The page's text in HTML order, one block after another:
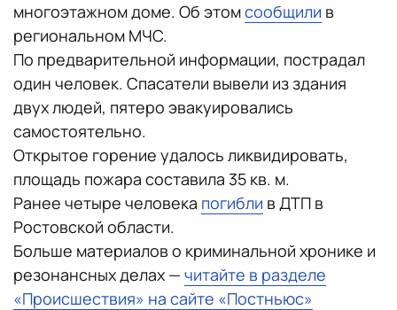
многоэтажном доме. Об этомсообщили в
региональном МЧС.
По предварительной информации, пострадал
один человек. Спасатели вывели из здания
двух людей, пятеро эвакуировались
самостоятельно.
Открытое горение удалось ликвидировать,
площадь пожара составила 35 кв. м.
Ранее четыре человека погибли в ДТП в
Ростовской области.
Больше материалов о криминальной хронике и
резонансных делах — читайте в разделе
«Происшествия» на сайте «Постньюс»